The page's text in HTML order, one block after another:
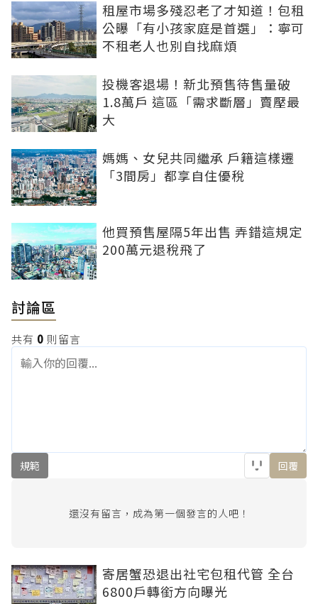
租屋市場多殘忍老了才知道！包租
公曝「有小孩家庭是首選」：寧可
不租老人也別自找麻煩
投機客退場！新北預售待售量破
1.8萬戶 這區「需求斷層」賣壓最
大
媽媽、女兒共同繼承 戶籍這樣遷
「3間房」都享自住優稅
他買預售屋隔5年出售 弄錯這規定
200萬元退稅飛了
討論區
共有 0 則留言
規範 回覆
還沒有留言，成為第一個發言的人吧！
寄居蟹恐退出社宅包租代管 全台
6800戶轉銜方向曝光